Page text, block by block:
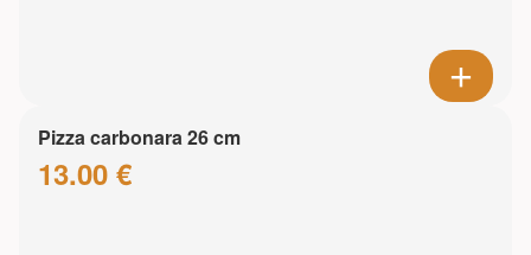
Pizza carbonara 26 cm
13.00 €